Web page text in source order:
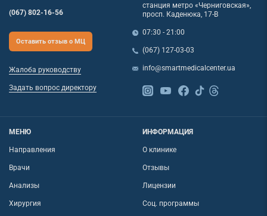
(067) 802-16-56
Оставить отзыв о МЦ
Жалоба руководству
Задать вопрос директору
станция метро «Черниговская»,
просп. Каденюка, 17-В
07:30 - 21:00
(067) 127-03-03
info@smartmedicalcenter.ua
МЕНЮ
Направления
Врачи
Анализы
Хирургия
ИНФОРМАЦИЯ
О клинике
Отзывы
Лицензии
Соц. программы